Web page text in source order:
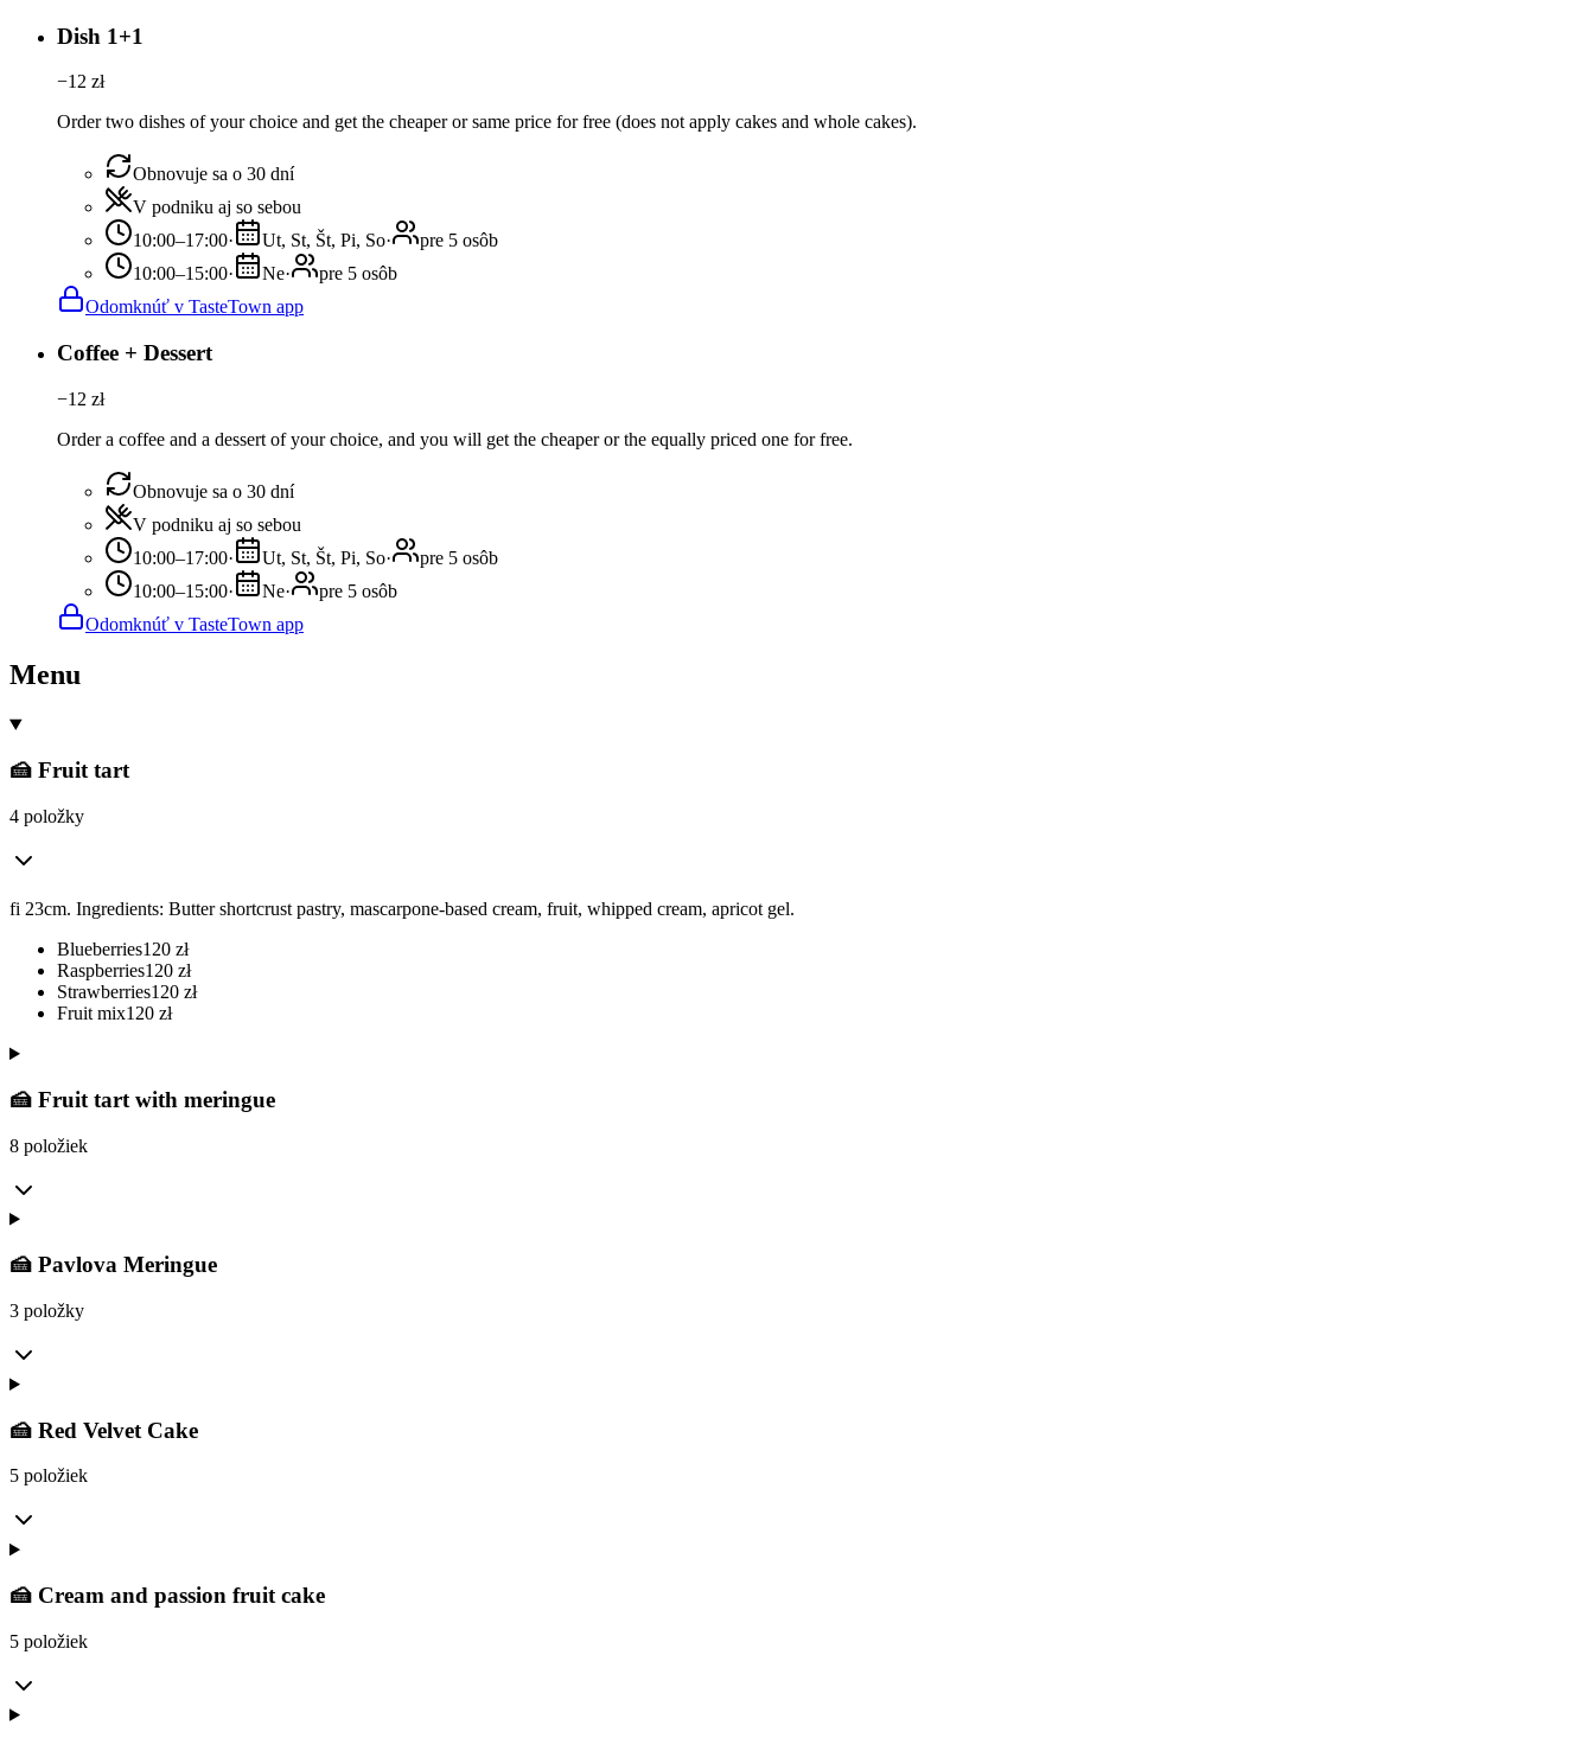
Dish 1+1
−12 zł
Order two dishes of your choice and get the cheaper or same price for free (does not apply cakes and whole cakes).
Obnovuje sa o 30 dní
V podniku aj so sebou
10:00–17:00· Ut, St, Št, Pi, So·
pre 5 osôb
10:00–15:00· Ne·
pre 5 osôb
Odomknúť v TasteTown app
Coffee + Dessert
−12 zł
Order a coffee and a dessert of your choice, and you will get the cheaper or the equally priced one for free.
Obnovuje sa o 30 dní
V podniku aj so sebou
10:00–17:00· Ut, St, Št, Pi, So·
pre 5 osôb
10:00–15:00· Ne·
pre 5 osôb
Odomknúť v TasteTown app
Menu
🍰 Fruit tart
4 položky
fi 23cm. Ingredients: Butter shortcrust pastry, mascarpone-based cream, fruit, whipped cream, apricot gel.
Blueberries120 zł
Raspberries120 zł
Strawberries120 zł
Fruit mix120 zł
🍰 Fruit tart with meringue
8 položiek
🍰 Pavlova Meringue
3 položky
🍰 Red Velvet Cake
5 položiek
🍰 Cream and passion fruit cake
5 položiek